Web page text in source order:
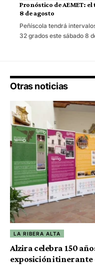
Pronóstico de AEMET:
8 de agosto
Peñíscola tendrá
32 grados este sábado 8
Otras noticias
LA RIBERA ALTA
Alzira celebra 150
exposición itinerante